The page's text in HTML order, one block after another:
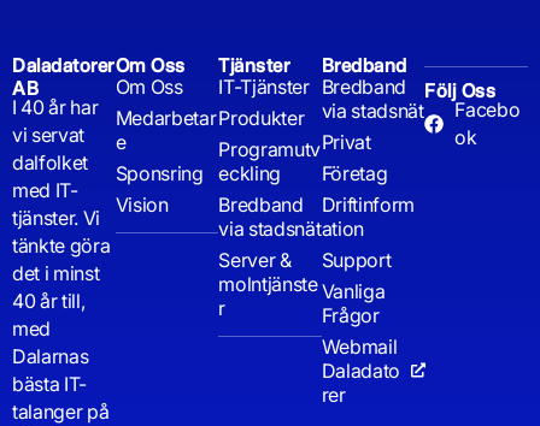
Daladatorer
AB
I 40 år har
vi servat
dalfolket
med IT-
tjänster. Vi
tänkte göra
det i minst
40 år till,
med
Dalarnas
bästa IT-
talanger på
Om Oss
Om Oss
Medarbetar
e
Sponsring
Vision
Tjänster
IT-Tjänster
Produkter
Programutv
eckling
Bredband
via stadsnät
Server &
molntjänste
r
Bredband
Bredband
via stadsnät
Privat
Företag
Driftinform
ation
Support
Vanliga
Frågor
Webmail
Daladato
rer
Följ Oss
Facebo
ok